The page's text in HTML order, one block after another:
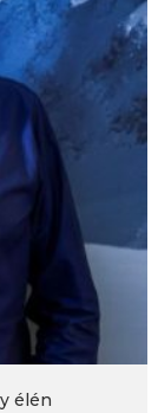
élén